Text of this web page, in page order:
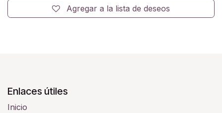
Agregar a la lista de deseos
Enlaces útiles
Inicio